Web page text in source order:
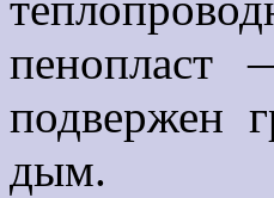
пенопласт
подвержен
дым.